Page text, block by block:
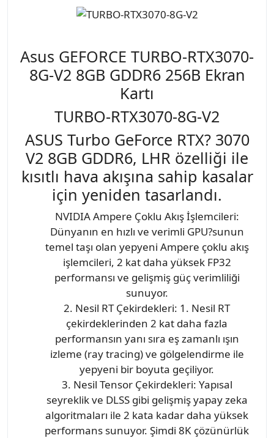
Asus GEFORCE TURBO-RTX3070-
8G-V2 8GB GDDR6 256B Ekran
Kartı
TURBO-RTX3070-8G-V2
ASUS Turbo GeForce RTX? 3070
V2 8GB GDDR6, LHR özelliği ile
kısıtlı hava akışına sahip kasalar
için yeniden tasarlandı.
NVIDIA Ampere Çoklu Akış İşlemcileri:
Dünyanın en hızlı ve verimli GPU?sunun
temel taşı olan yepyeni Ampere çoklu akış
işlemcileri, 2 kat daha yüksek FP32
performansı ve gelişmiş güç verimliliği
sunuyor.
2. Nesil RT Çekirdekleri: 1. Nesil RT
çekirdeklerinden 2 kat daha fazla
performansın yanı sıra eş zamanlı ışın
izleme (ray tracing) ve gölgelendirme ile
yepyeni bir boyuta geçiliyor.
3. Nesil Tensor Çekirdekleri: Yapısal
seyreklik ve DLSS gibi gelişmiş yapay zeka
algoritmaları ile 2 kata kadar daha yüksek
performans sunuyor. Şimdi 8K çözünürlük